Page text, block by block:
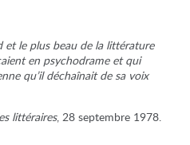
le plus beau de la littérature
en psychodrame et qui
qu’il déchaînait de sa voix
littéraires, 28 septembre 1978.